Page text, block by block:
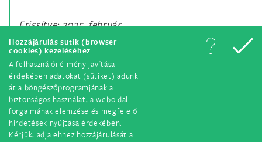
Hozzájárulás sütik (browser
cookies) kezeléséhez
A felhasználói élmény javítása
érdekében adatokat (sütiket) adunk
át a böngészőprogramjának a
biztonságos használat, a weboldal
forgalmának elemzése és megfelelő
hirdetések nyújtása érdekében.
Kérjük, adja ehhez hozzájárulását a
Frissítve: 2025. február
© Minden jog fenntartva. 2018.